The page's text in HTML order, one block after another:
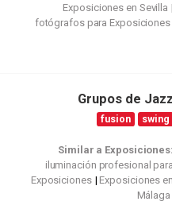
Exposiciones en Sevilla
fotógrafos para Exposiciones
Grupos de Jazz
fusion swing
Similar a Exposiciones:
iluminación profesional para
Exposiciones
Exposiciones en
Málaga